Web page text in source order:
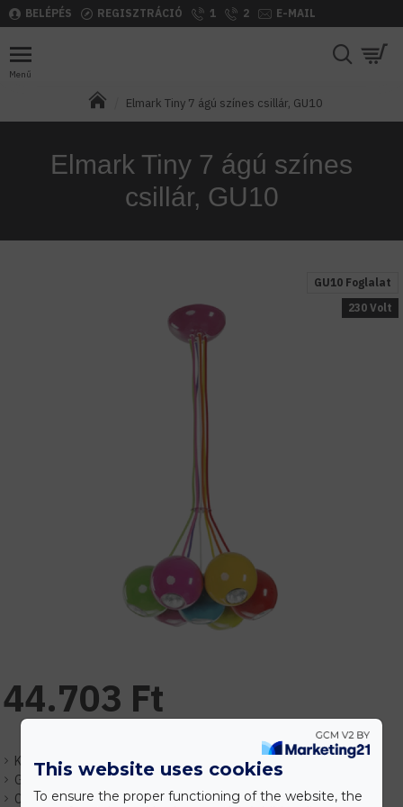
BELÉPÉS REGISZTRÁCIÓ 1 2 E-MAIL
Elmark Tiny 7 ágú színes csillár, GU10
Elmark Tiny 7 ágú színes
csillár, GU10
GU10 Foglalat
230 Volt
Készlet:
Központi raktár (1-7nap)
Gyártó:Elmark
Cikkszám:EHEM955TINY7/MC
44.703 Ft
This website uses cookies
To ensure the proper functioning of the website, the